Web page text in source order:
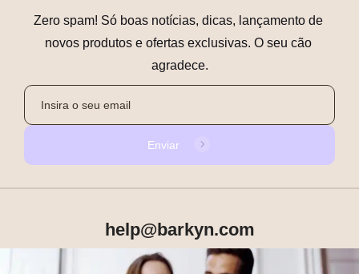
Zero spam! Só boas notícias, dicas, lançamento de
novos produtos e ofertas exclusivas. O seu cão
agradece.
Enviar
help@barkyn.com